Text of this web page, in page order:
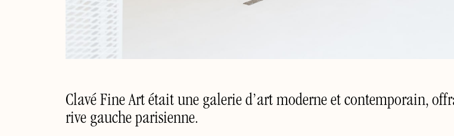
Clavé Fine Art était une galerie d’art moderne et contemporain,
rive gauche parisienne.